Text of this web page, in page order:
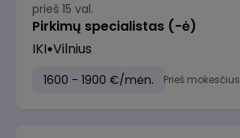
prieš 15 val.
Pirkimų specialistas (-ė)
IKI Vilnius
1600 - 1900 €/mėn. Prieš mokesčius